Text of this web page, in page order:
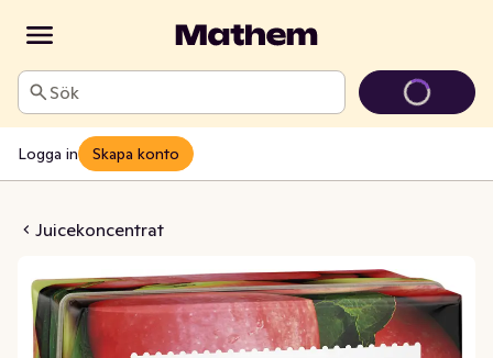
Sök
Logga in Skapa konto
Juicekoncentrat
Koncentrat